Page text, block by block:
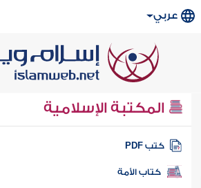
عربي
المكتبة الإسلامية
كتب PDF